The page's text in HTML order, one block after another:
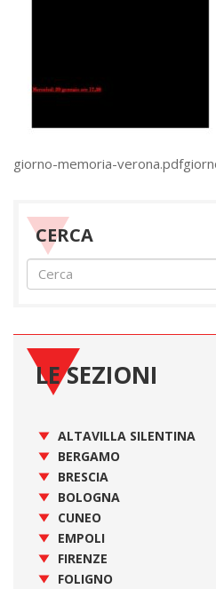
giorno-memoria-
CERCA
LE SEZIONI
ALTAVILLA SILENTINA
BERGAMO
BRESCIA
BOLOGNA
CUNEO
EMPOLI
FIRENZE
FOLIGNO